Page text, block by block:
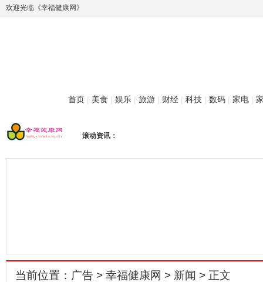
欢迎光临《幸福健康网》
首页 | 美食 | 娱乐 | 旅游 | 财经 | 科技 | 数码 | 家电 |
滚动资讯：
当前位置： 广告 > 幸福健康网 > 新闻 > 正文